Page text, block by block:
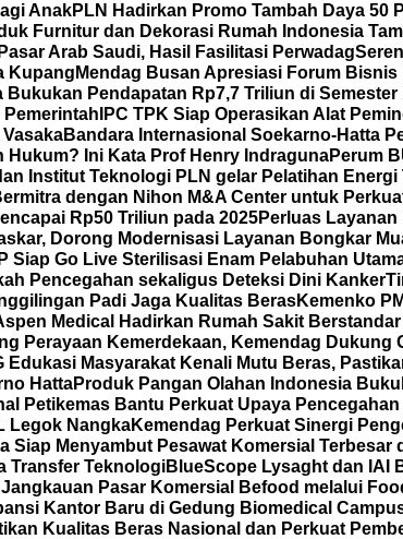
AnakPLN Hadirkan Promo Tambah Daya 50
Furnitur dan Dekorasi Rumah Indonesia
Arab Saudi, Hasil Fasilitasi Perwadag
Kupang Mendag Busan Apresiasi Forum
Bukukan Pendapatan Rp7,7 Triliun di Semester
IPC TPK Siap Operasikan Alat
Bandara Internasional Soekarno-Hatta
Hukum? Ini Kata Prof Henry IndragunaPerum
Institut Teknologi PLN gelar Pelatihan
dengan Nihon M&A Center untuk
Rp50 Triliun pada 2025Perluas
Dorong Modernisasi Layanan Bongkar
Siap Go Live Sterilisasi Enam Pelabuhan
Pencegahan sekaligus Deteksi Dini Kanker
Padi Jaga Kualitas BerasKemenko
Medical Hadirkan Rumah Sakit
Perayaan Kemerdekaan, Kemendag Dukung
Edukasi Masyarakat Kenali Mutu Beras,
HattaProduk Pangan Olahan Indonesia
Petikemas Bantu Perkuat Upaya
Legok NangkaKemendag Perkuat Sinergi
Siap Menyambut Pesawat Komersial Terbesar
Transfer TeknologiBlueScope Lysaght dan IAI
Pasar Komersial Befood melalui
Kantor Baru di Gedung Biomedical
Kualitas Beras Nasional dan Perkuat